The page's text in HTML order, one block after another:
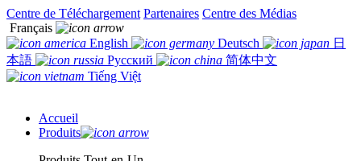
Centre de Téléchargement Partenaires Centre des Médias
Français
English
Deutsch
日
本語
Русский
简体中文
Tiếng Việt
Accueil
Produits